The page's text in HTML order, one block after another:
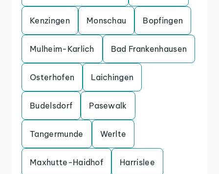
Kenzingen Monschau Bopfingen
Mulheim-Karlich Bad Frankenhausen
Osterhofen Laichingen
Budelsdorf Pasewalk
Tangermunde Werlte
Maxhutte-Haidhof Harrislee